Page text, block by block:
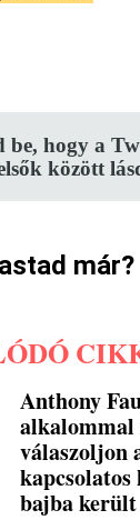
be, hogy a
között
már?
Anthony
alkalommal
válaszoljon
kapcsolatos
bajba került